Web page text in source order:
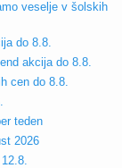
veselje v šolskih
do 8.8.
akcija do 8.8.
cen do 8.8.
teden
2026